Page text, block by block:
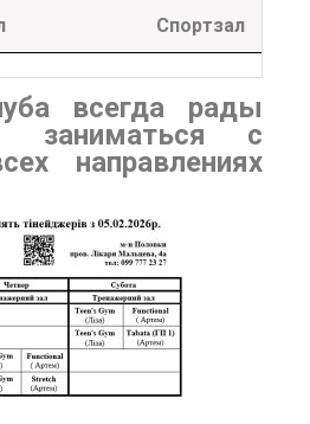
Спортзал
всегда рады
заниматься с
направлениях